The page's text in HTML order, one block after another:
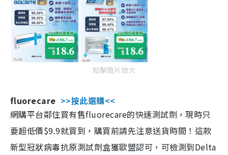
點擊圖片放大
fluorecare >>按此選購<<
網購平台鄰住買有售fluorecare的快速測試劑，現時只
要超低價$9.9就買到，購買前請先注意送貨時間！這款
新型冠狀病毒抗原測試劑盒獲歐盟認可，可檢測到Delta